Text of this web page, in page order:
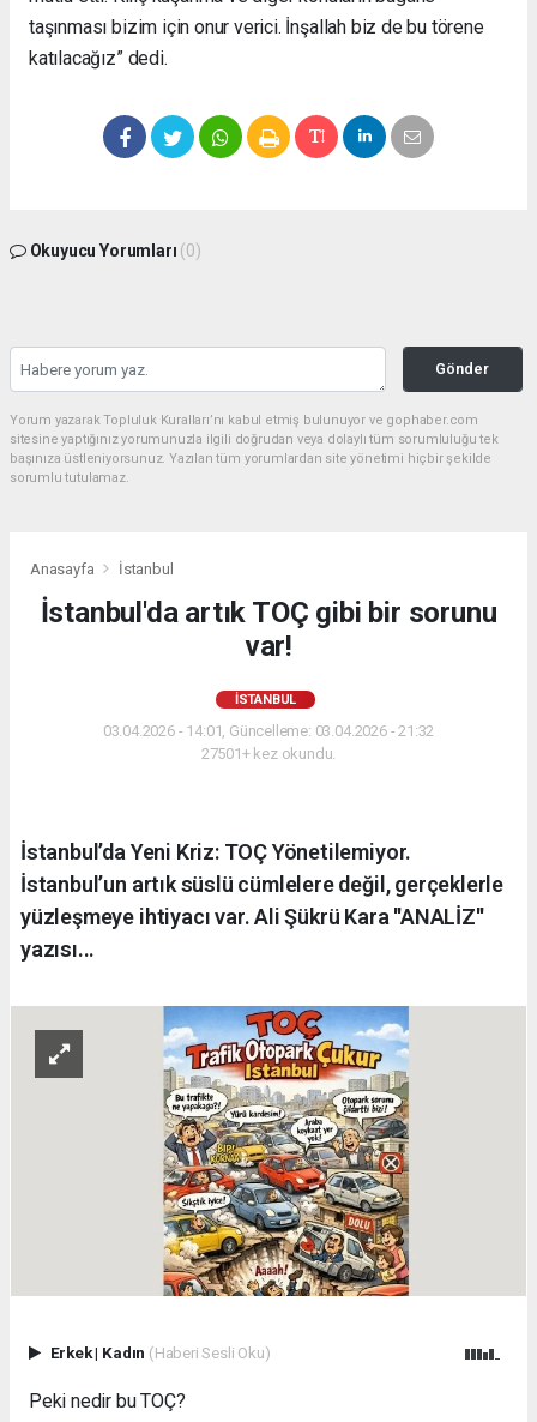
taşınması bizim için onur verici. İnşallah biz de bu törene
katılacağız” dedi.
Okuyucu Yorumları (0)
Gönder
Yorum yazarak Topluluk Kuralları’nı kabul etmiş bulunuyor ve gophaber.com
sitesine yaptığınız yorumunuzla ilgili doğrudan veya dolaylı tüm sorumluluğu tek
başınıza üstleniyorsunuz. Yazılan tüm yorumlardan site yönetimi hiçbir şekilde
sorumlu tutulamaz.
Anasayfa İstanbul
İstanbul'da artık TOÇ gibi bir sorunu
var!
İSTANBUL
03.04.2026 - 14:01, Güncelleme: 03.04.2026 - 21:32
27501+ kez okundu.
İstanbul’da Yeni Kriz: TOÇ Yönetilemiyor.
İstanbul’un artık süslü cümlelere değil, gerçeklerle
yüzleşmeye ihtiyacı var. Ali Şükrü Kara ''ANALİZ''
yazısı...
Erkek| Kadın (Haberi Sesli Oku)
Peki nedir bu TOÇ?